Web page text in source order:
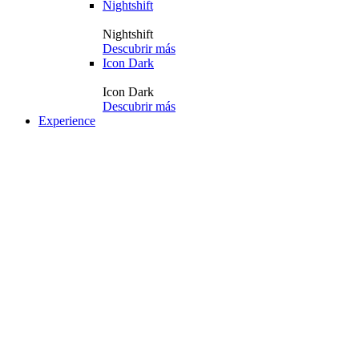
Nightshift
Nightshift
Descubrir más
Icon Dark
Icon Dark
Descubrir más
Experience